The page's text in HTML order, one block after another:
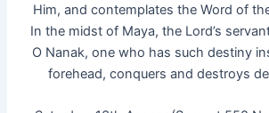
Him, and contemplates the Word of
In the midst of Maya, the Lord’s
O Nanak, one who has such destiny
forehead, conquers and destroys